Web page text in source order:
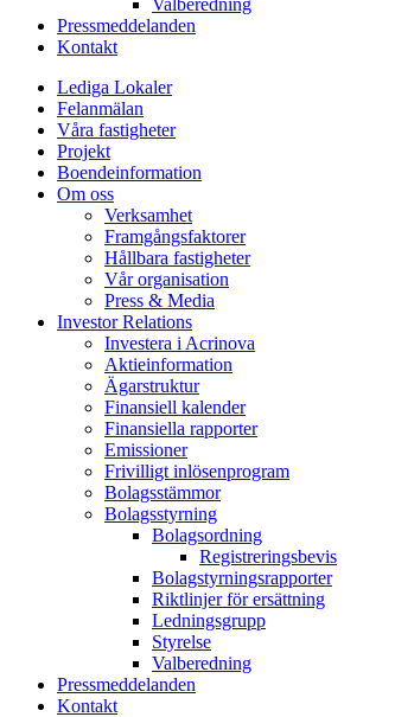
Valberedning
Pressmeddelanden
Kontakt
Lediga Lokaler
Felanmälan
Våra fastigheter
Projekt
Boendeinformation
Om oss
Verksamhet
Framgångsfaktorer
Hållbara fastigheter
Vår organisation
Press & Media
Investor Relations
Investera i Acrinova
Aktieinformation
Ägarstruktur
Finansiell kalender
Finansiella rapporter
Emissioner
Frivilligt inlösenprogram
Bolagsstämmor
Bolagsstyrning
Bolagsordning
Registreringsbevis
Bolagstyrningsrapporter
Riktlinjer för ersättning
Ledningsgrupp
Styrelse
Valberedning
Pressmeddelanden
Kontakt